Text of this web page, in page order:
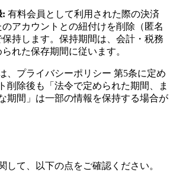
: 有料会員として利用された際の決済
アカウントとの紐付けを削除（匿名
持します。保持期間は、会計・税務
られた保存期間に従います。
、プライバシーポリシー 第5条に定め
削除後も「法令で定められた期間、ま
期間」は一部の情報を保持する場合が
して、以下の点をご確認ください。